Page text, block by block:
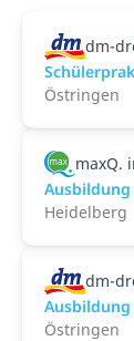
dm-
Östringen
maxQ.
Heidelberg
dm-
Östringen